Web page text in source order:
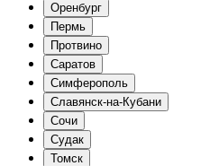
Оренбург
Пермь
Протвино
Саратов
Симферополь
Славянск-на-Кубани
Сочи
Судак
Томск